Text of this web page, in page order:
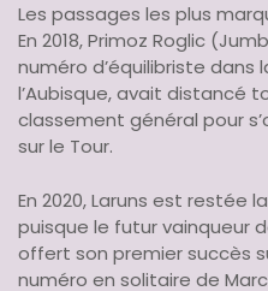
Les passages les plus
En 2018, Primoz Roglic
numéro d’équilibriste dans
l’Aubisque, avait distancé
classement général pour
sur le Tour.
En 2020, Laruns est restée
puisque le futur vainqueur
offert son premier succès
numéro en solitaire de